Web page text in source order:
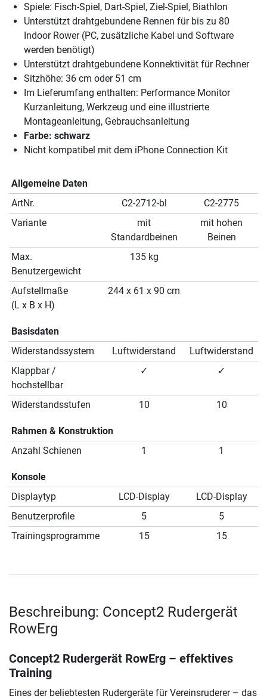
Spiele: Fisch-Spiel, Dart-Spiel, Ziel-Spiel, Biathlon
Unterstützt drahtgebundene Rennen für bis zu 80
Indoor Rower (PC, zusätzliche Kabel und Software
werden benötigt)
Unterstützt drahtgebundene Konnektivität für Rechner
Sitzhöhe: 36 cm oder 51 cm
Im Lieferumfang enthalten: Performance Monitor
Kurzanleitung, Werkzeug und eine illustrierte
Montageanleitung, Gebrauchsanleitung
Farbe: schwarz
Nicht kompatibel mit dem iPhone Connection Kit
Allgemeine Daten
ArtNr.
C2-2712-bl
C2-2775
Variante
mit
Standardbeinen
mit hohen
Beinen
Max.
Benutzergewicht
135 kg
Aufstellmaße
(L x B x H)
244 x 61 x 90 cm
Basisdaten
Widerstandssystem
Luftwiderstand
Luftwiderstand
Klappbar /
hochstellbar
✓ ✓
Widerstandsstufen 10 10
Rahmen & Konstruktion
Anzahl Schienen
1 1
Konsole
Displaytyp
LCD-Display
LCD-Display
Benutzerprofile
5
5
Trainingsprogramme
15 15
Beschreibung: Concept2 Rudergerät
RowErg
Concept2 Rudergerät RowErg – effektives
Training
Eines der beliebtesten Rudergeräte für Vereinsruderer – das